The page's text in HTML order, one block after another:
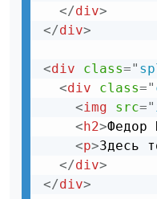
</div>
</div>
<div class="
<div class="
<img src="
<h2>Федор
<p>Здесь
</div>
</div>